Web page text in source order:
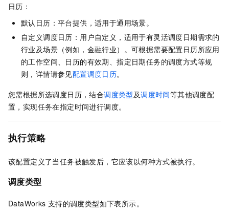
日历：
默认日历：平台提供，适用于通用场景。
自定义调度日历：用户自定义，适用于有灵活调度日期需求的
行业及场景（例如，金融行业）。可根据需要配置日历所应用
的工作空间、日历的有效期、指定日期任务的调度方式等规
则，详情请参见配置调度日历。
您需根据所选调度日历，结合调度类型及调度时间等其他调度配
置，实现任务在指定时间进行调度。
执行策略
该配置定义了当任务被触发后，它应该以何种方式被执行。
调度类型
DataWorks 支持的调度类型如下表所示。